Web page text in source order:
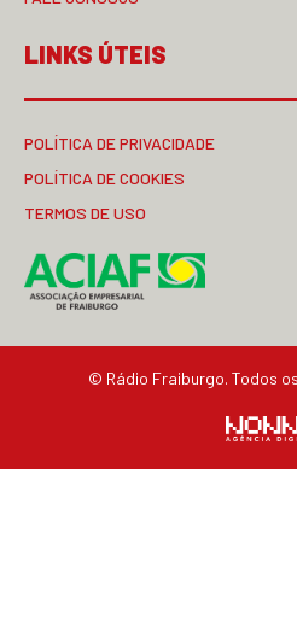
LINKS ÚTEIS
POLÍTICA DE PRIVACIDADE
POLÍTICA DE COOKIES
TERMOS DE USO
© Rádio Fraiburgo. Todos